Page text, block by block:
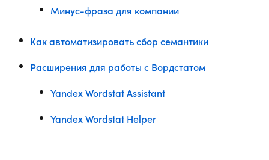
Минус-фраза для компании
Как автоматизировать сбор семантики
Расширения для работы с Вордстатом
Yandex Wordstat Assistant
Yandex Wordstat Helper